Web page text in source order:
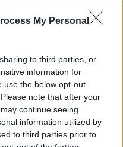
My Personal
to third parties, or
information for
use the below opt-out
note that after your
continue seeing
information utilized by
to third parties prior to
pentru guvern,
și economice
un general cu
presupune
sa este